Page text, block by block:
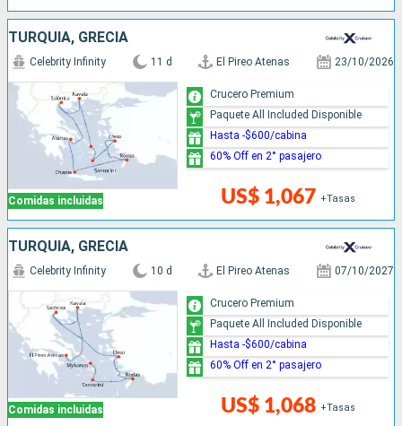
TURQUÍA, GRECIA
Comidas incluidas
Celebrity Infinity 11 d El Pireo Atenas 23/10/2026
US$ 1,067 +Tasas
Crucero Premium
Paquete All Included Disponible
Hasta -$600/cabina
60% Off en 2° pasajero
TURQUÍA, GRECIA
Comidas incluidas
Celebrity Infinity 10 d El Pireo Atenas 07/10/2027
US$ 1,068 +Tasas
Crucero Premium
Paquete All Included Disponible
Hasta -$600/cabina
60% Off en 2° pasajero